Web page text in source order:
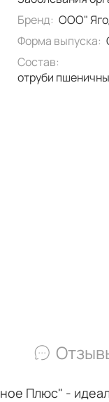
Бренд: ООО"
Форма выпуска:
Состав:
отруби
Плюс" -